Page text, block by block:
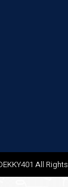
All